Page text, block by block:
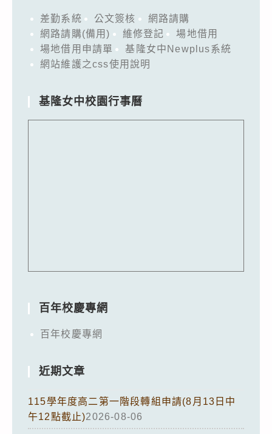
差勤系統 公文簽核
網路請購
網路請購(備用)
維修登記
場地借用
場地借用申請單
基隆女中Newplus系統
網站維護之css使用說明
基隆女中校園行事曆
百年校慶專網
百年校慶專網
近期文章
115學年度高二第一階段轉組申請(8月13日中
午12點截止)2026-08-06